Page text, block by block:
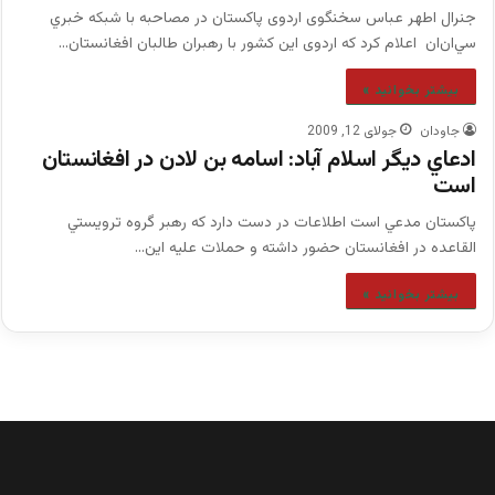
جنرال اطهر عباس سخنگوی اردوی پاکستان در مصاحبه با شبكه خبري
سي‌ان‌ان اعلام كرد كه اردوی اين كشور با رهبران طالبان افغانستان…
بیشتر بخوانید »
جاودان جولای 12, 2009
ادعاي ديگر اسلام آباد: اسامه بن لادن در افغانستان
است
پاکستان مدعي است اطلاعات در دست دارد که رهبر گروه ترويستي
القاعده در افغانستان حضور داشته و حملات عليه اين…
بیشتر بخوانید »